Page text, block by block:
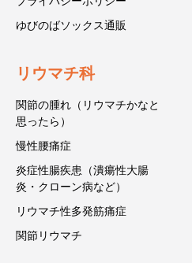
ゆびのばソックス通販
リウマチ科
関節の腫れ（リウマチかなと
思ったら）
慢性腰痛症
炎症性腸疾患（潰瘍性大腸
炎・クローン病など）
リウマチ性多発筋痛症
関節リウマチ